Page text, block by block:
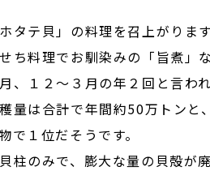
タテ貝」の料理を召上がりま
ち料理でお馴染みの「旨煮」
、１２～３月の年２回と言われ
量は合計で年間約50万トンと
で１位だそうです。
柱のみで、膨大な量の貝殻が